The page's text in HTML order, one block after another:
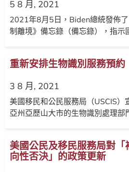
5 8 月, 2021
2021年8月5日，Biden總統發佈
制離境》備忘錄（備忘錄），指示
重新安排生物識別服務預約
3 8 月, 2021
美國移民和公民服務局（USCIS）
亞州亞歷山大市的生物識別處理部
美國公民及移民服務局對
向性否決」的政策更新